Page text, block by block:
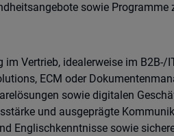
sowie Programme
Vertrieb, idealerweise im B2B-/
ECM oder
sowie digitalen
und ausgeprägte
Englischkenntnisse sowie